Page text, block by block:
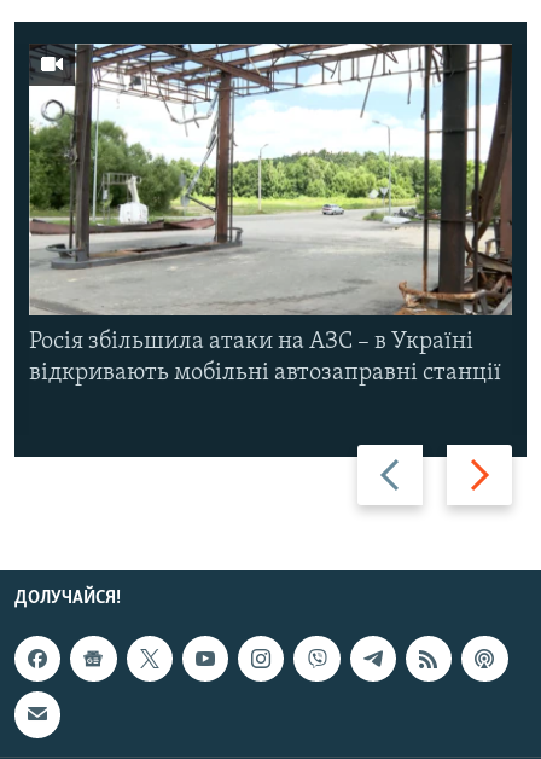
Назад Вперед
Росія збільшила атаки на АЗС – в Україні
відкривають мобільні автозаправні станції
ДОЛУЧАЙСЯ!